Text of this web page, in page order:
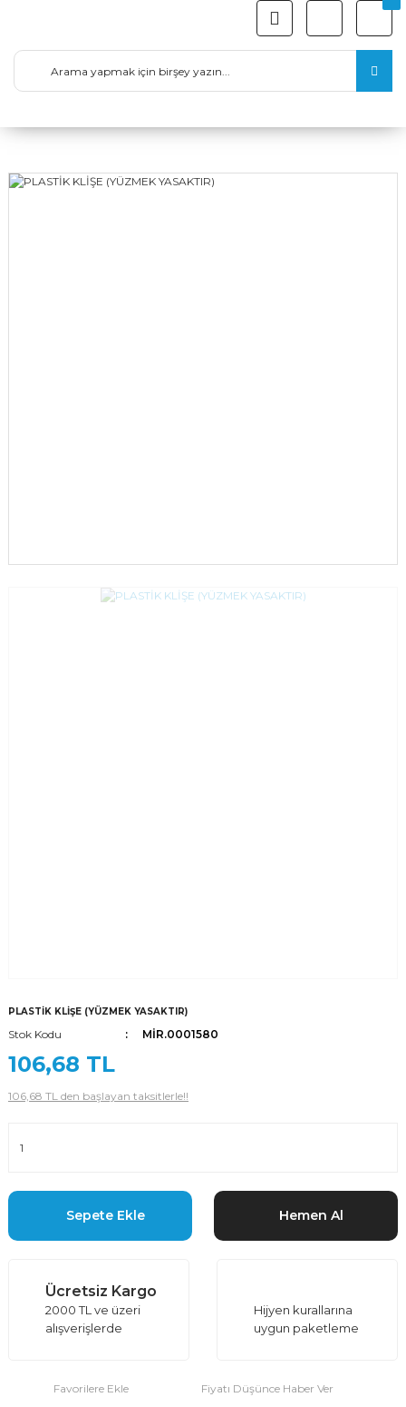
PLASTİK KLİŞE (YÜZMEK YASAKTIR)
Stok Kodu MİR.0001580
106,68 TL
106,68 TL den başlayan taksitlerle!!
Sepete Ekle Hemen Al
Ücretsiz Kargo
2000 TL ve üzeri
alışverişlerde
Hijyen kurallarına
uygun paketleme
Fiyatı Düşünce Haber Ver